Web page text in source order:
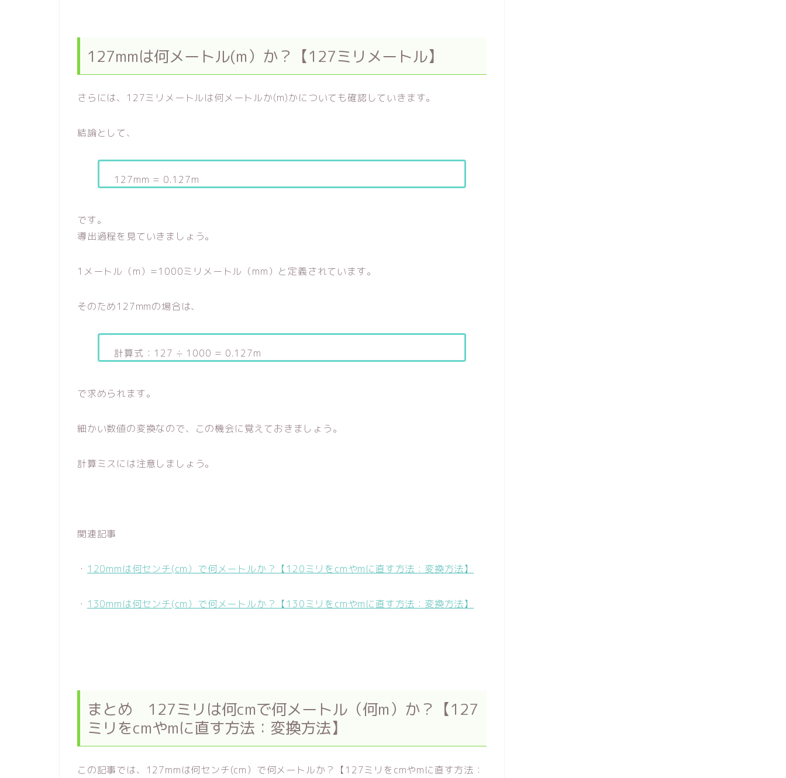
127mmは何メートル(m）か？【127ミリメートル】
さらには、127ミリメートルは何メートルか(m)かについても確認していきます。
結論として、
127mm = 0.127m
です。
導出過程を見ていきましょう。
1メートル（m）=1000ミリメートル（mm）と定義されています。
そのため127mmの場合は、
計算式：127 ÷ 1000 = 0.127m
で求められます。
細かい数値の変換なので、この機会に覚えておきましょう。
計算ミスには注意しましょう。
関連記事
・ 120mmは何センチ(cm）で何メートルか？【120ミリをcmやmに直す方法：変換方法】
・ 130mmは何センチ(cm）で何メートルか？【130ミリをcmやmに直す方法：変換方法】
まとめ 127ミリは何cmで何メートル（何m）か？【127
ミリをcmやmに直す方法：変換方法】
この記事では、127mmは何センチ(cm）で何メートルか？【127ミリをcmやmに直す方法：